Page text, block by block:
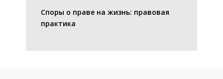
Споры о праве на жизнь: правовая
практика